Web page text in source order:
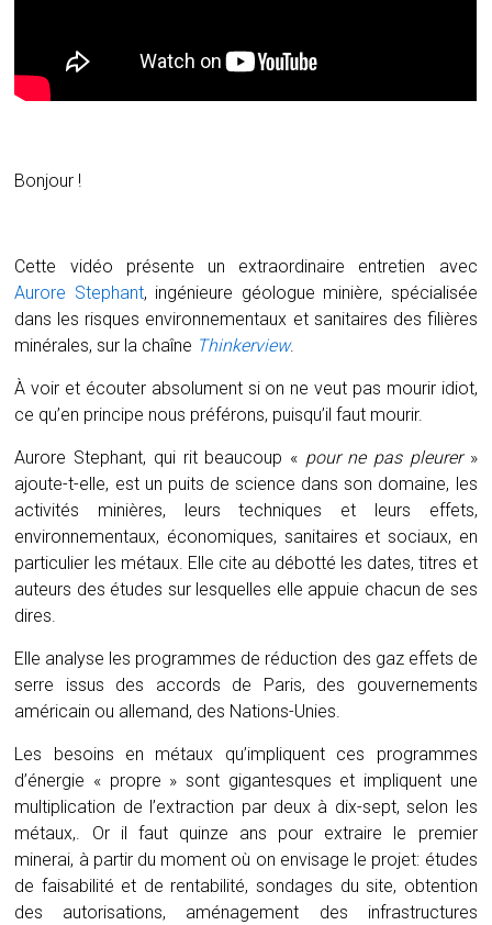
Bonjour !
Cette vidéo présente un extraordinaire entretien avec
Aurore Stephant, ingénieure géologue minière, spécialisée
dans les risques environnementaux et sanitaires des filières
minérales, sur la chaîne Thinkerview.
À voir et écouter absolument si on ne veut pas mourir idiot,
ce qu’en principe nous préférons, puisqu’il faut mourir.
Aurore Stephant, qui rit beaucoup « pour ne pas pleurer»
ajoute-t-elle, est un puits de science dans son domaine, les
activités minières, leurs techniques et leurs effets,
environnementaux, économiques, sanitaires et sociaux, en
particulier les métaux. Elle cite au débotté les dates, titres et
auteurs des études sur lesquelles elle appuie chacun de ses
dires.
Elle analyse les programmes de réduction des gaz effets de
serre issus des accords de Paris, des gouvernements
américain ou allemand, des Nations-Unies.
Les besoins en métaux qu’impliquent ces programmes
d’énergie « propre » sont gigantesques et impliquent une
multiplication de l’extraction par deux à dix-sept, selon les
métaux,. Or il faut quinze ans pour extraire le premier
minerai, à partir du moment où on envisage le projet: études
de faisabilité et de rentabilité, sondages du site, obtention
des autorisations, aménagement des infrastructures